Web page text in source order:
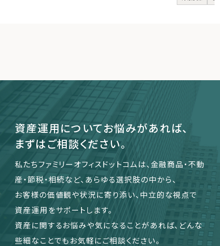
資産運用についてお悩みがあれば、
まずはご相談ください。
私たちファミリーオフィスドットコムは、金融商品・不動
産・節税・相続など、あらゆる選択肢の中から、
お客様の価値観や状況に寄り添い、中立的な視点で
資産運用をサポートします。
資産に関するお悩みや気になることがあれば、どんな
些細なことでもお気軽にご相談ください。